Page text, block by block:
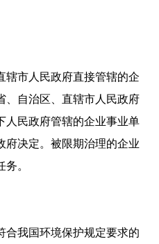
辖市人民政府直接管辖的企
、自治区、直辖市人民政府
人民政府管辖的企业事业单
府决定。被限期治理的企业
。
我国环境保护规定要求的